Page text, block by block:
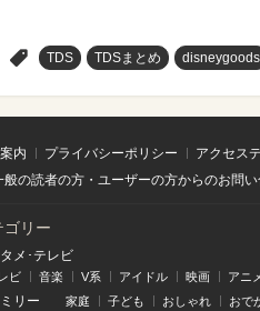
TDS TDSまとめ disneygoods
内 プライバシーポリシー アクセス
般の読者の方・ユーザーの方からのお問
ゴリー
メ･テレビ
ビ 音楽 V系 アイドル 映画 アニ
リー 家庭 子ども おしゃれ おで